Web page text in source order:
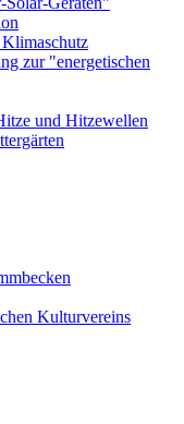
Klimaschutz
zur "energetischen
und Hitzewellen
Kulturvereins